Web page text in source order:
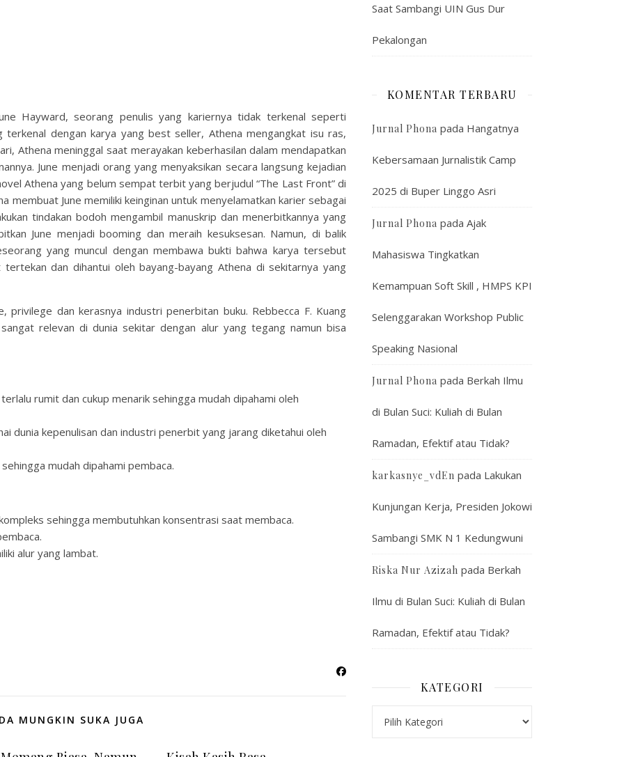
Hayward, seorang penulis yang kariernya tidak terkenal seperti
terkenal dengan karya yang best seller, Athena mengangkat isu ras,
Athena meninggal saat merayakan keberhasilan dalam mendapatkan
June menjadi orang yang menyaksikan secara langsung kejadian
Athena yang belum sempat terbit yang berjudul “The Last Front” di
membuat June memiliki keinginan untuk menyelamatkan karier sebagai
tindakan bodoh mengambil manuskrip dan menerbitkannya yang
June menjadi booming dan meraih kesuksesan. Namun, di balik
yang muncul dengan membawa bukti bahwa karya tersebut
tertekan dan dihantui oleh bayang-bayang Athena di sekitarnya yang
privilege dan kerasnya industri penerbitan buku. Rebbecca F. Kuang
relevan di dunia sekitar dengan alur yang tegang namun bisa
rumit dan cukup menarik sehingga mudah dipahami oleh
dunia kepenulisan dan industri penerbit yang jarang diketahui oleh
mudah dipahami pembaca.
sehingga membutuhkan konsentrasi saat membaca.
alur yang lambat.
MUNGKIN SUKA JUGA
Saat Sambangi UIN Gus Dur
Pekalongan
KOMENTAR TERBARU
Jurnal Phona pada Hangatnya
Kebersamaan Jurnalistik Camp
2025 di Buper Linggo Asri
Jurnal Phona pada Ajak
Mahasiswa Tingkatkan
Kemampuan Soft Skill , HMPS KPI
Selenggarakan Workshop Public
Speaking Nasional
Jurnal Phona pada Berkah Ilmu
di Bulan Suci: Kuliah di Bulan
Ramadan, Efektif atau Tidak?
karkasnye_vdEn pada Lakukan
Kunjungan Kerja, Presiden Jokowi
Sambangi SMK N 1 Kedungwuni
Riska Nur Azizah pada Berkah
Ilmu di Bulan Suci: Kuliah di Bulan
Ramadan, Efektif atau Tidak?
KATEGORI